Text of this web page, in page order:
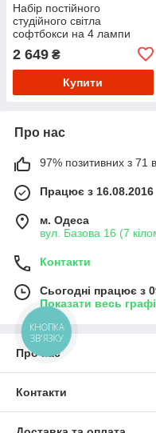
Набір постійного
студійного світла
софтбокси на 4 лампи
Е27 Prolighting 50х70см +
Стійка 2.2 м
2 649 ₴
Купити
Про нас
97% позитивних з 71
Працює з 16.08.2016
м. Одеса
вул. Базова 16 (7
Контакти
Сьогодні працює з
Показати весь
Про нас
Контакти
КНОПКА
ЗВ'ЯЗКУ